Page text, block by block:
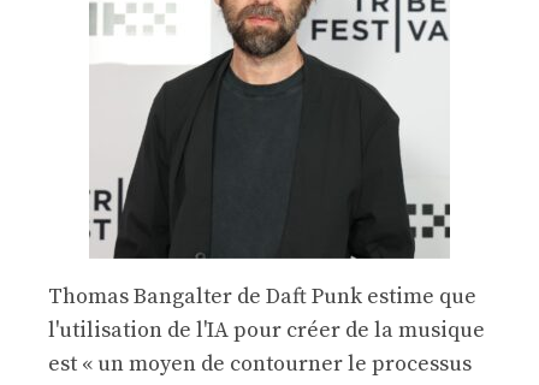
Thomas Bangalter de Daft Punk estime que
l'utilisation de l'IA pour créer de la musique
est « un moyen de contourner le processus